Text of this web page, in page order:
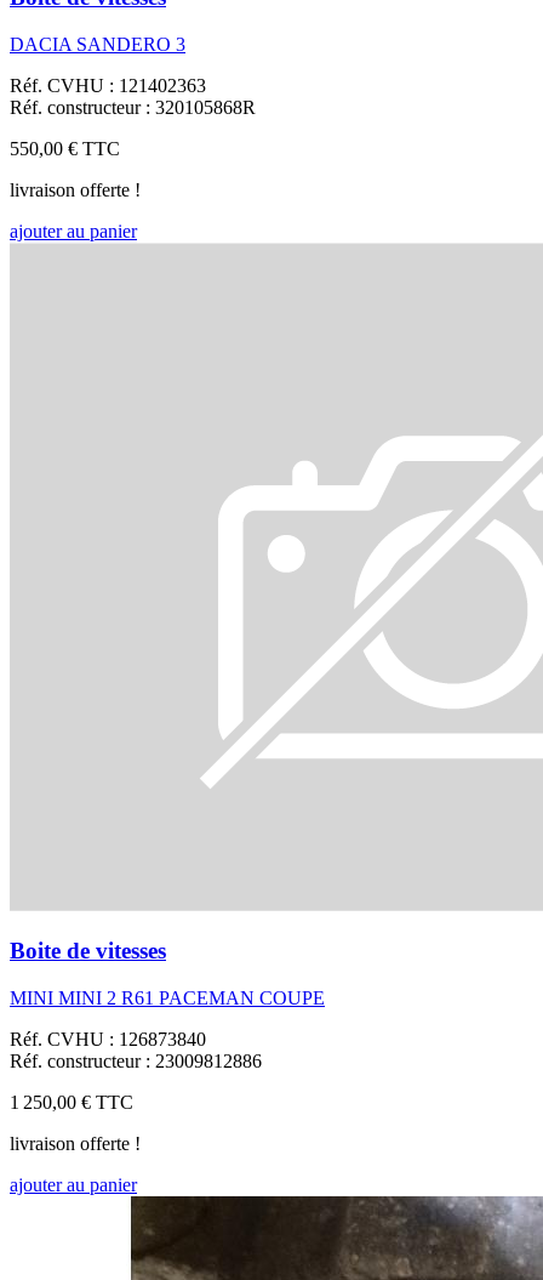
DACIA SANDERO 3
Réf. CVHU : 121402363
Réf. constructeur : 320105868R
550,00 € TTC
livraison offerte !
ajouter au panier
Boite de vitesses
MINI MINI 2 R61 PACEMAN COUPE
Réf. CVHU : 126873840
Réf. constructeur : 23009812886
1 250,00 € TTC
livraison offerte !
ajouter au panier